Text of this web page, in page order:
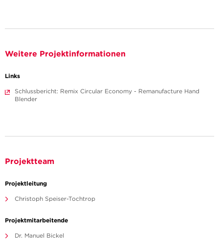
Weitere Projektinformationen
Links
Schlussbericht: Remix Circular Economy - Remanufacture Hand
Blender
Projektteam
Projektleitung
Christoph Speiser-Tochtrop
Projektmitarbeitende
Dr. Manuel Bickel